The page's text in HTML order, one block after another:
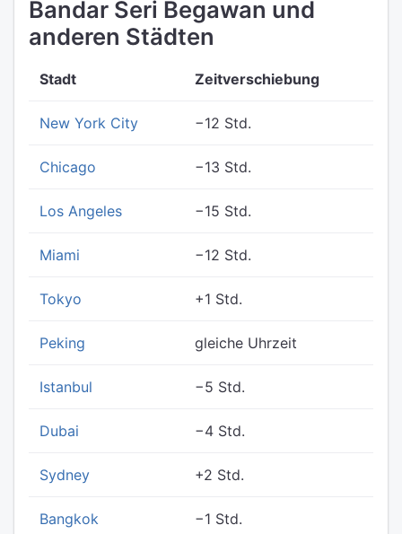
Bandar Seri Begawan und
anderen Städten
Stadt Zeitverschiebung
New York City −12 Std.
Chicago −13 Std.
Los Angeles −15 Std.
Miami −12 Std.
Tokyo +1 Std.
Peking gleiche Uhrzeit
Istanbul −5 Std.
Dubai −4 Std.
Sydney +2 Std.
Bangkok −1 Std.